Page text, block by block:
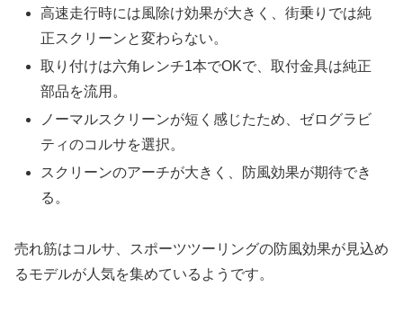
高速走行時には風除け効果が大きく、街乗りでは純
正スクリーンと変わらない。
取り付けは六角レンチ1本でOKで、取付金具は純正
部品を流用。
ノーマルスクリーンが短く感じたため、ゼログラビ
ティのコルサを選択。
スクリーンのアーチが大きく、防風効果が期待でき
る。
売れ筋はコルサ、スポーツツーリングの防風効果が見込め
るモデルが人気を集めているようです。